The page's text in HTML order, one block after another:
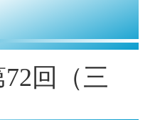
回（三